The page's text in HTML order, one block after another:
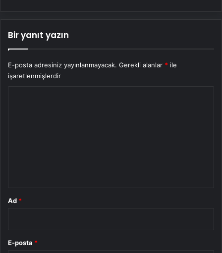
Bir yanıt yazın
E-posta adresiniz yayınlanmayacak. Gerekli alanlar * ile
işaretlenmişlerdir
Ad *
E-posta *